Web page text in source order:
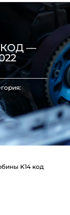
КОД —
K14 код